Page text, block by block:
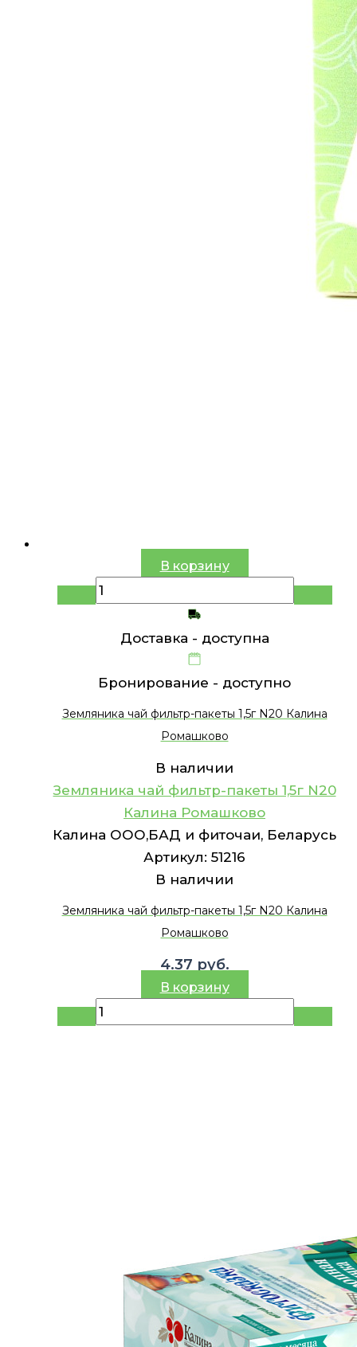
В корзину
Доставка - доступна
Бронирование - доступно
Земляника чай фильтр-пакеты 1,5г N20 Калина
Ромашково
В наличии
Земляника чай фильтр-пакеты 1,5г N20
Калина Ромашково
Калина ООО,БАД и фиточаи, Беларусь
Артикул: 51216
В наличии
Земляника чай фильтр-пакеты 1,5г N20 Калина
Ромашково
4.37 руб.
В корзину